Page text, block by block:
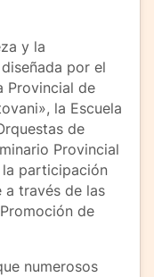
y la
por el
Provincial de
la Escuela
de
Provincial
participación
a través de las
de
numerosos